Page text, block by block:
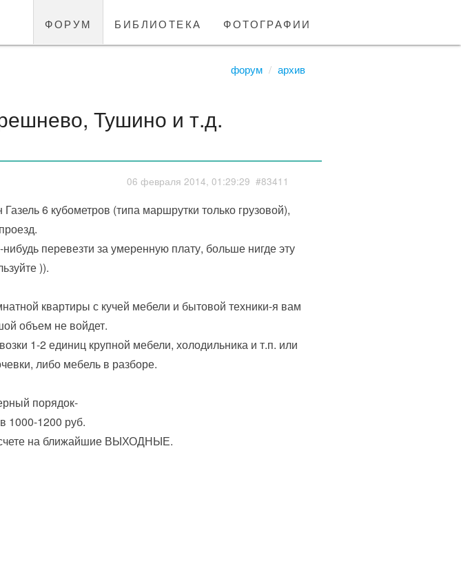
форум библиотека фотографии
форум архив
Тушино и т.д.
06 февраля 2014, 01:29:29 #83411
6 кубометров (типа маршрутки только грузовой),
перевезти за умеренную плату, больше нигде эту
)).
квартиры с кучей мебели и бытовой техники-я вам
объем не войдет.
1-2 единиц крупной мебели, холодильника и т.п. или
либо мебель в разборе.
порядок-
1000-1200 руб.
на ближайшие ВЫХОДНЫЕ.